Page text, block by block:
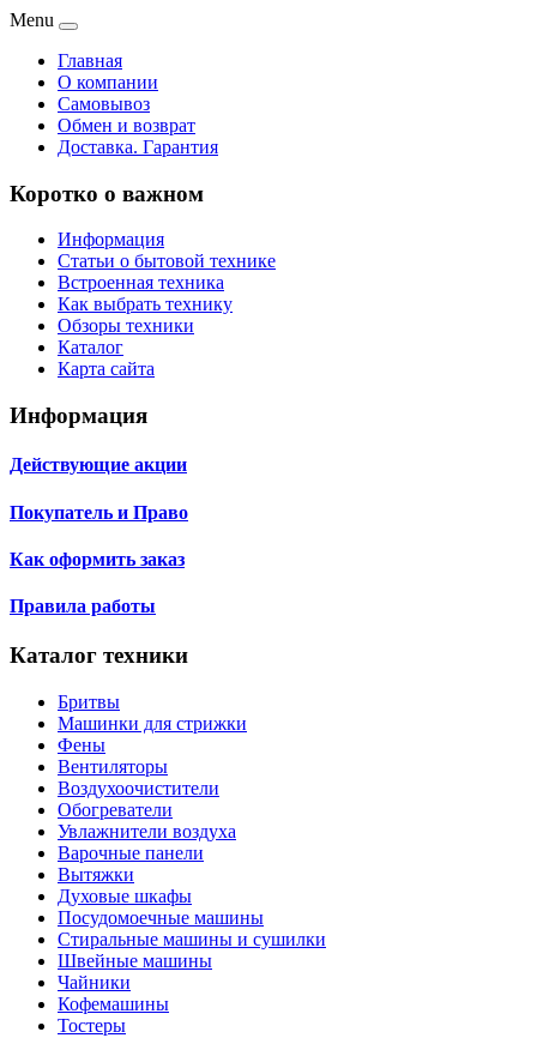
Menu
Главная
О компании
Самовывоз
Обмен и возврат
Доставка. Гарантия
Коротко о важном
Информация
Статьи о бытовой технике
Встроенная техника
Как выбрать технику
Обзоры техники
Каталог
Карта сайта
Информация
Действующие акции
Покупатель и Право
Как оформить заказ
Правила работы
Каталог техники
Бритвы
Машинки для стрижки
Фены
Вентиляторы
Воздухоочистители
Обогреватели
Увлажнители воздуха
Варочные панели
Вытяжки
Духовые шкафы
Посудомоечные машины
Стиральные машины и сушилки
Швейные машины
Чайники
Кофемашины
Тостеры